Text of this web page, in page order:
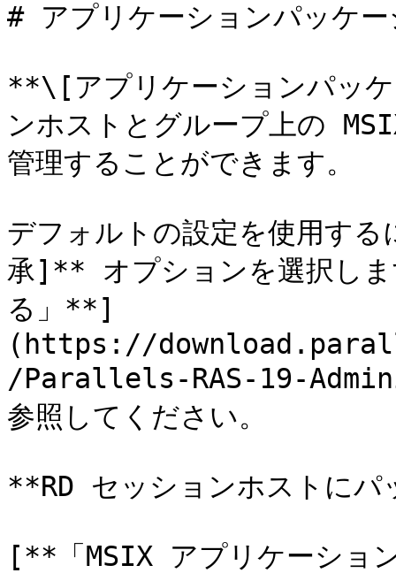
# アプリケーションパッケー
**\[アプリケーションパッ
ンホストとグループ上の
管理することができます。
デフォルトの設定を使用す
承]** オプションを選択し
る」**]
(https://
/Parallels-RAS-19-
参照してください。
**RD セッションホストに
[**「MSIX アプリケーショ